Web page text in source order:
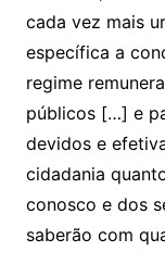
cada vez mais
específica a
regime
públicos […] e
devidos e
cidadania
conosco e dos
saberão com